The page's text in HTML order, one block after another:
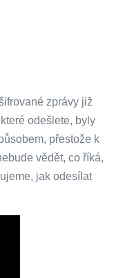
zprávy již
odešlete, byly
přestože k
vědět, co říká,
jak odesílat